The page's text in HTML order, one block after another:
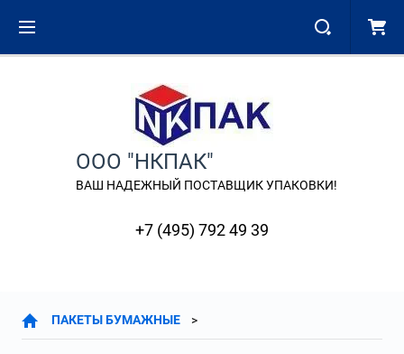
ООО "НКПАК"
ВАШ НАДЕЖНЫЙ ПОСТАВЩИК УПАКОВКИ!
+7 (495) 792 49 39
ПАКЕТЫ БУМАЖНЫЕ